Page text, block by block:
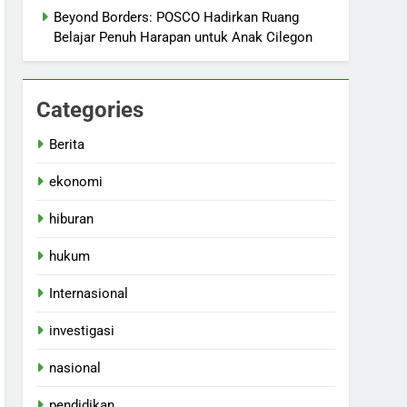
Beyond Borders: POSCO Hadirkan Ruang
Belajar Penuh Harapan untuk Anak Cilegon
Categories
Berita
ekonomi
hiburan
hukum
Internasional
investigasi
nasional